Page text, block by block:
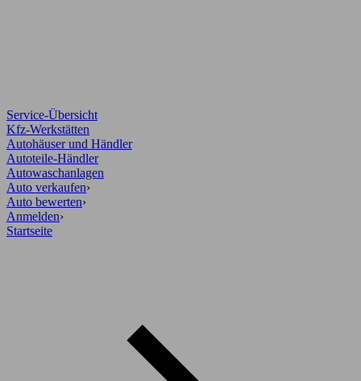
Service-Übersicht
Kfz-Werkstätten
Autohäuser und Händler
Autoteile-Händler
Autowaschanlagen
Auto verkaufen›
Auto bewerten›
Anmelden›
Startseite